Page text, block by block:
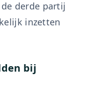
derde partij
inzetten
bij